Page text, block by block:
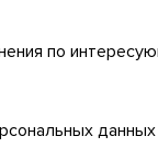
по